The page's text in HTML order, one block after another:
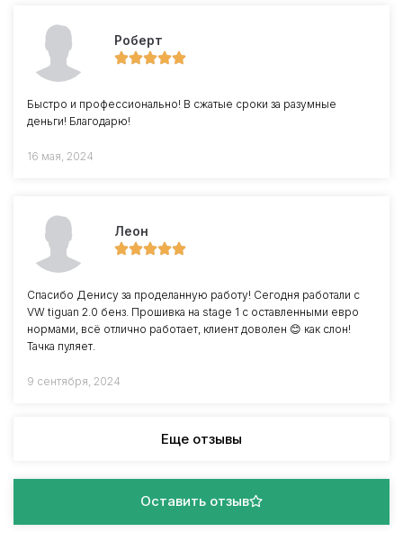
Роберт
Быстро и профессионально! В сжатые сроки за разумные
деньги! Благодарю!
16 мая, 2024
Леон
Спасибо Денису за проделанную работу! Сегодня работали с
VW tiguan 2.0 бенз. Прошивка на stage 1 с оставленными евро
нормами, всё отлично работает, клиент доволен 😊 как слон!
Тачка пуляет.
9 сентября, 2024
Еще отзывы
Оставить отзыв